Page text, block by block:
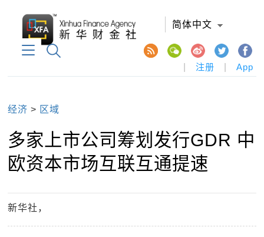
简体中文
注册 App
经济 > 区域
多家上市公司筹划发行GDR 中
欧资本市场互联互通提速
新华社，